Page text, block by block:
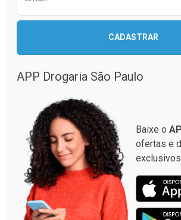
CADASTRAR
APP Drogaria São Paulo
Baixe o
ofertas e